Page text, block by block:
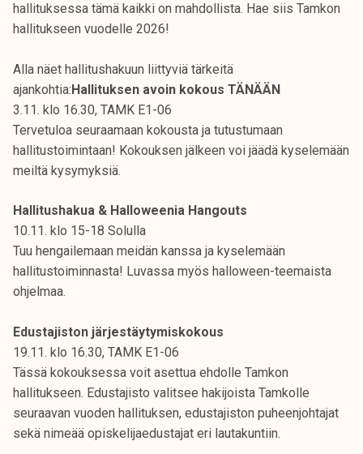
hallituksessa tämä kaikki on mahdollista. Hae siis Tamkon
hallitukseen vuodelle 2026!
Alla näet hallitushakuun liittyviä tärkeitä
ajankohtia: Hallituksen avoin kokous TÄNÄÄN
3.11. klo 16.30, TAMK E1-06
Tervetuloa seuraamaan kokousta ja tutustumaan
hallitustoimintaan! Kokouksen jälkeen voi jäädä kyselemään
meiltä kysymyksiä.
Hallitushakua & Halloweenia Hangouts
10.11. klo 15-18 Solulla
Tuu hengailemaan meidän kanssa ja kyselemään
hallitustoiminnasta! Luvassa myös halloween-teemaista
ohjelmaa.
Edustajiston järjestäytymiskokous
19.11. klo 16.30, TAMK E1-06
Tässä kokouksessa voit asettua ehdolle Tamkon
hallitukseen. Edustajisto valitsee hakijoista Tamkolle
seuraavan vuoden hallituksen, edustajiston puheenjohtajat
sekä nimeää opiskelijaedustajat eri lautakuntiin.